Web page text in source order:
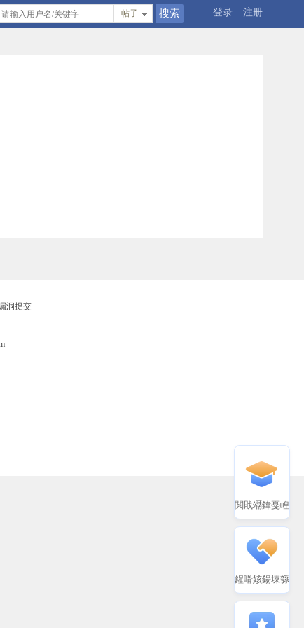
登录 注册
帖子
洞提交
閲戝竵鍏戞崲
鍟嗗姟鍚堜綔